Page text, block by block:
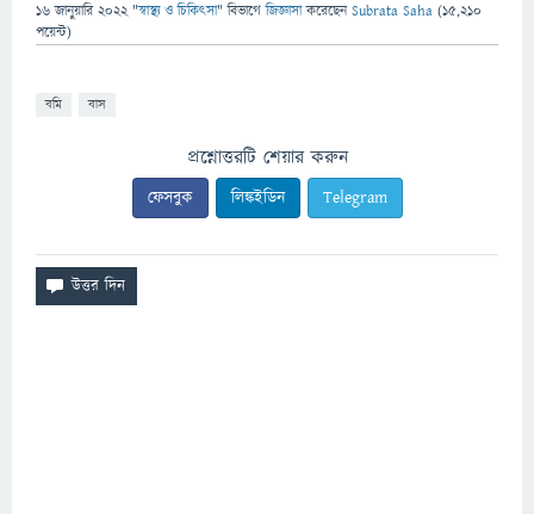
16 জানুয়ারি 2022 "স্বাস্থ্য ও চিকিৎসা" বিভাগে জিজ্ঞাসাকরেছেনSubrata Saha (15,210
পয়েন্ট)
বমি বাস
প্রশ্নোত্তরটি শেয়ার করুন
ফেসবুক লিঙ্কইডিন Telegram